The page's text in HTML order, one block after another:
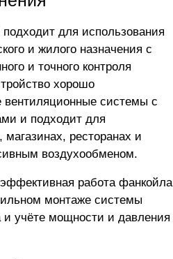
для использования
и жилого назначения с
и точного контроля
хорошо
вентиляционные системы с
и подходит для
ресторанах и
воздухообменом.
работа фанкойла
монтаже системы
и учёте мощности и давления